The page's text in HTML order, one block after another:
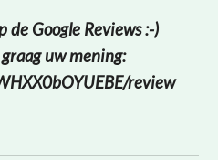
de Google Reviews :-)
uw mening:
review